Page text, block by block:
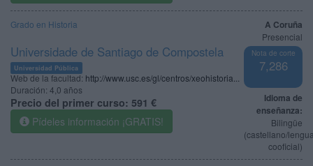
A Coruña
Presencial
Nota de corte
7,286
Idioma de
enseñanza:
Bilingüe
(castellano/
cooficial)
Grado en Historia
Universidade de Santiago de Compostela
Universidad Pública
Web de la facultad: http://www.usc.es/gl/centros/xeohistoria...
Duración: 4,0 años
Precio del primer curso: 591 €
Pídeles información ¡GRATIS!